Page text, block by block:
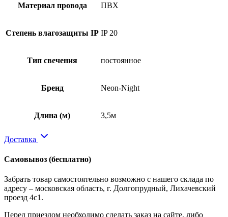
Материал провода ПВХ
Степень влагозащиты IP IP 20
Тип свечения постоянное
Бренд Neon-Night
Длина (м) 3,5м
Доставка
Самовывоз (бесплатно)
Забрать товар самостоятельно возможно с нашего склада по
адресу – московская область, г. Долгопрудный, Лихачевский
проезд 4с1.
Перед приездом необходимо сделать заказ на сайте, либо